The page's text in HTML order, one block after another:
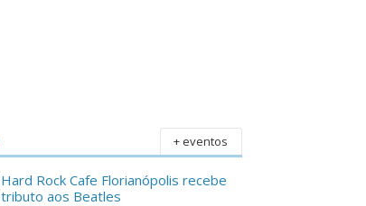
+ eventos
Hard Rock Cafe Florianópolis recebe
tributo aos Beatles